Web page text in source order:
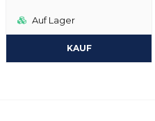
Auf Lager
KAUF